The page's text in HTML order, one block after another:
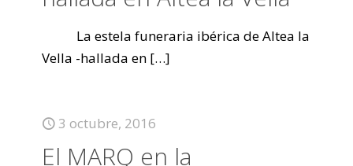
La estela funeraria ibérica de Altea la
Vella -hallada en […]
3 octubre, 2016
El MARQ en la